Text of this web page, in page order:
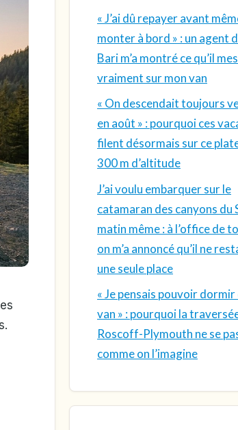
« J’ai dû repayer avant
monter à bord » : un agent
Bari m’a montré ce qu’il
vraiment sur mon van
« On descendait toujours
en août » : pourquoi ces
filent désormais sur ce
300 m d’altitude
J’ai voulu embarquer sur le
catamaran des canyons du
matin même : à l’office de
on m’a annoncé qu’il ne
une seule place
« Je pensais pouvoir dormir
van » : pourquoi la
Roscoff-Plymouth ne se
comme on l’imagine